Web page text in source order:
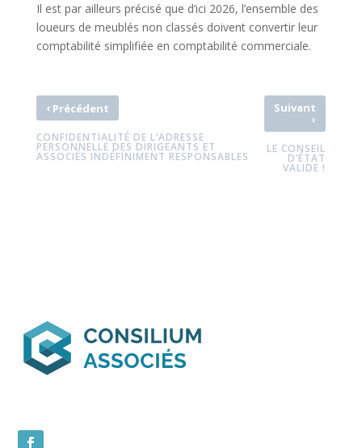
Il est par ailleurs précisé que d’ici 2026, l’ensemble des
loueurs de meublés non classés doivent convertir leur
comptabilité simplifiée en comptabilité commerciale.
‹Précédent
CONFIDENTIALITÉ DE L’ADRESSE
PERSONNELLE DES DIRIGEANTS ET
ASSOCIÉS INDÉFINIMENT RESPONSABLES
Suivant
›
LE CONSEIL
D’ÉTAT
VALIDE !